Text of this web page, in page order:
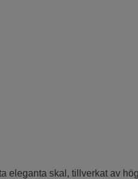
eleganta skal, tillverkat av